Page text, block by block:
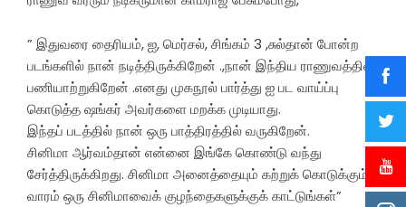
” இதுவரை தைரியம், ஐ, மெர்சல், சிங்கம் 3 ,சுல்தான் போன்ற
படங்களில் நான் நடித்திருக்கிறேன் .,நான் இந்திய ராணுவத்தில்
பணியாற்றுகிறேன் .எனது முகநூல் பார்த்து ஐ பட வாய்ப்பு
கொடுத்த ஷங்கர் அவர்களை மறக்க முடியாது.
இந்தப் படத்தில் நான் ஒரு பாத்திரத்தில் வருகிறேன்.
சினிமா ஆர்வம்தான் என்னை இங்கே கொண்டு வந்து
சேர்த்திருக்கிறது. சினிமா அனைத்தையும் கற்றுக் கொடுக்கும்
வாரம் ஒரு சினிமாவைக் குழந்தைகளுக்குக் காட்டுங்கள்”